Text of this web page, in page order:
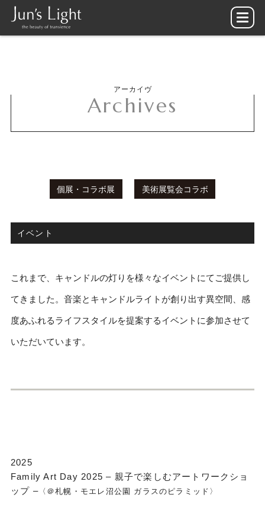
アーカイヴ
Archives
個展・コラボ展 美術展覧会コラボ
イベント
これまで、キャンドルの灯りを様々なイベントにてご提供し
てきました。音楽とキャンドルライトが創り出す異空間、感
度あふれるライフスタイルを提案するイベントに参加させて
いただいています。
2025
Family Art Day 2025 – 親子で楽しむアートワークショ
ップ –〈＠札幌・モエレ沼公園 ガラスのピラミッド〉